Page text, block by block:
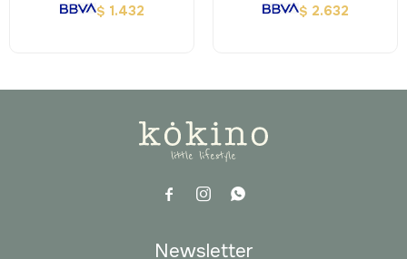
$ 1.432 $ 2.632
  
Newsletter